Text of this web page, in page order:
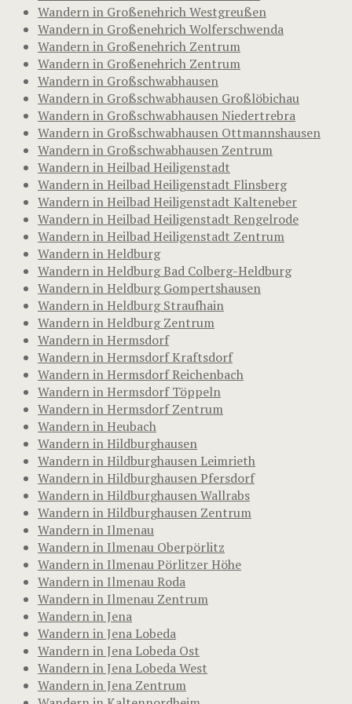
Wandern in Großenehrich Westgreußen
Wandern in Großenehrich Wolferschwenda
Wandern in Großenehrich Zentrum
Wandern in Großenehrich Zentrum
Wandern in Großschwabhausen
Wandern in Großschwabhausen Großlöbichau
Wandern in Großschwabhausen Niedertrebra
Wandern in Großschwabhausen Ottmannshausen
Wandern in Großschwabhausen Zentrum
Wandern in Heilbad Heiligenstadt
Wandern in Heilbad Heiligenstadt Flinsberg
Wandern in Heilbad Heiligenstadt Kalteneber
Wandern in Heilbad Heiligenstadt Rengelrode
Wandern in Heilbad Heiligenstadt Zentrum
Wandern in Heldburg
Wandern in Heldburg Bad Colberg-Heldburg
Wandern in Heldburg Gompertshausen
Wandern in Heldburg Straufhain
Wandern in Heldburg Zentrum
Wandern in Hermsdorf
Wandern in Hermsdorf Kraftsdorf
Wandern in Hermsdorf Reichenbach
Wandern in Hermsdorf Töppeln
Wandern in Hermsdorf Zentrum
Wandern in Heubach
Wandern in Hildburghausen
Wandern in Hildburghausen Leimrieth
Wandern in Hildburghausen Pfersdorf
Wandern in Hildburghausen Wallrabs
Wandern in Hildburghausen Zentrum
Wandern in Ilmenau
Wandern in Ilmenau Oberpörlitz
Wandern in Ilmenau Pörlitzer Höhe
Wandern in Ilmenau Roda
Wandern in Ilmenau Zentrum
Wandern in Jena
Wandern in Jena Lobeda
Wandern in Jena Lobeda Ost
Wandern in Jena Lobeda West
Wandern in Jena Zentrum